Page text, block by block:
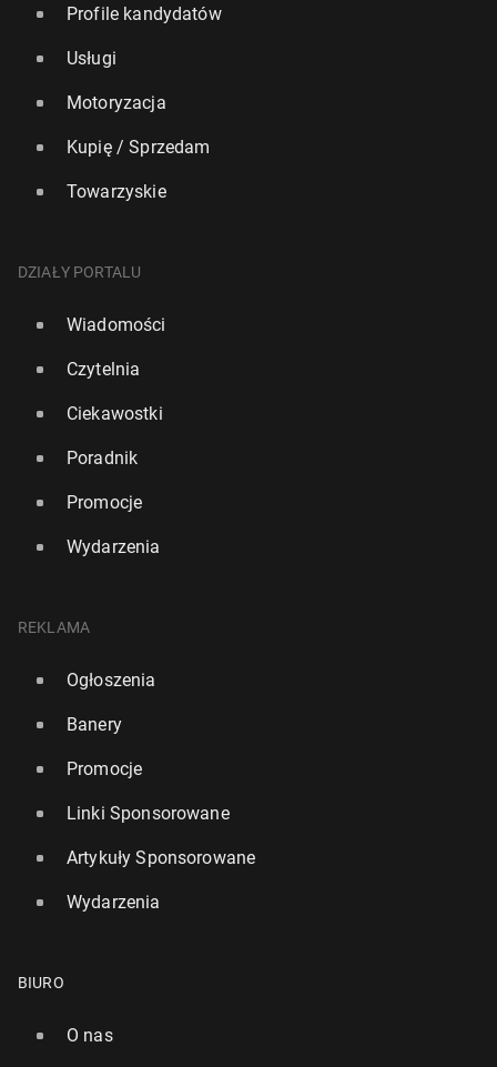
Profile kandydatów
Usługi
Motoryzacja
Kupię / Sprzedam
Towarzyskie
DZIAŁY PORTALU
Wiadomości
Czytelnia
Ciekawostki
Poradnik
Promocje
Wydarzenia
REKLAMA
Ogłoszenia
Banery
Promocje
Linki Sponsorowane
Artykuły Sponsorowane
Wydarzenia
BIURO
O nas